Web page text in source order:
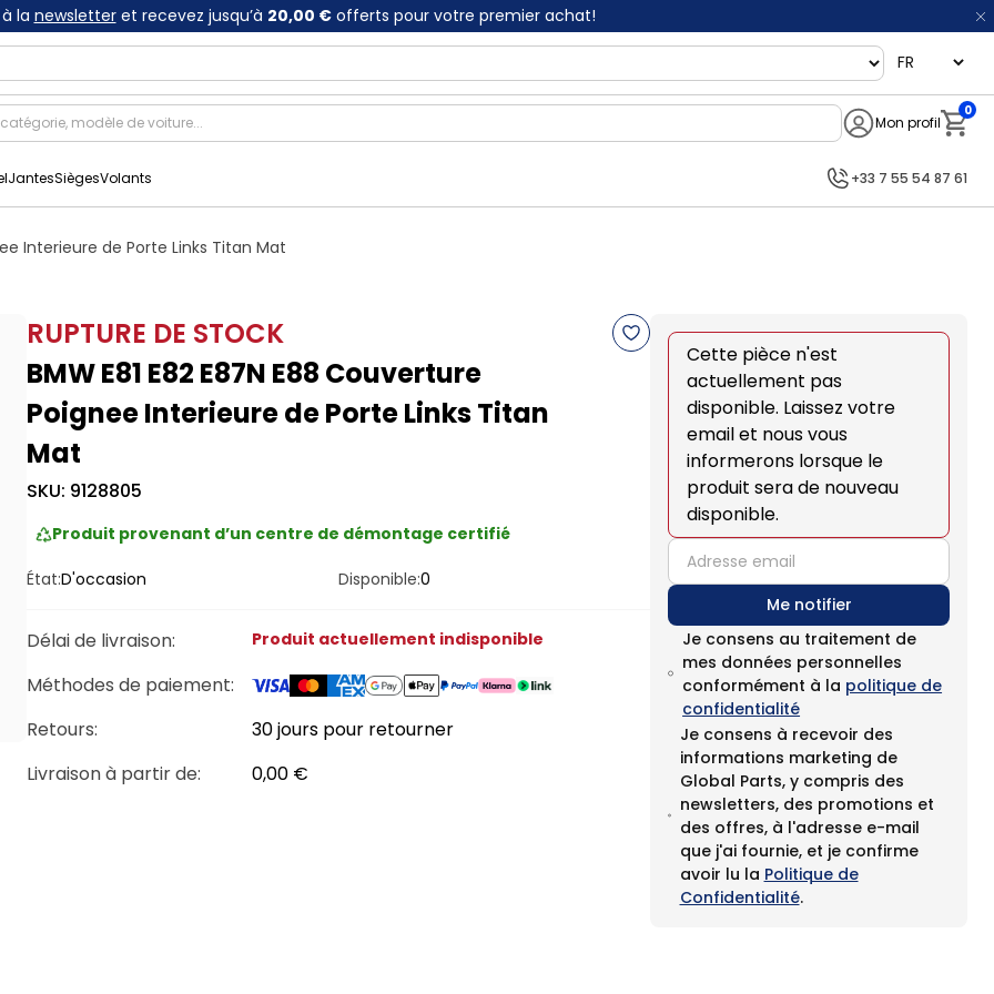
la newsletteret recevez jusqu’à 20,00 €offerts pour votre premier achat!
language
Mon profil
0
JantesSiègesVolants +33 7 55 54 87 61
Interieure de Porte Links Titan Mat
RUPTURE DE STOCK
BMW E81 E82 E87N E88 Couverture
Poignee Interieure de Porte Links Titan
Mat
SKU: 9128805
Produit provenant d’un centre de démontage certifié
État:D'occasion Disponible:0
Délai de livraison: Produit actuellement indisponible
Méthodes de paiement:
Retours:
30 jours pour retourner
Livraison à partir de: 0,00 €
Cette pièce n'est
actuellement pas
disponible. Laissez votre
email et nous vous
informerons lorsque le
produit sera de nouveau
disponible.
email
Me notifier
Je consens au traitement de
mes données personnelles
conformément à la politique de
confidentialité
Je consens à recevoir des
informations marketing de
Global Parts, y compris des
newsletters, des promotions et
des offres, à l'adresse e-mail
que j'ai fournie, et je confirme
avoir lu la Politique de
Confidentialité.